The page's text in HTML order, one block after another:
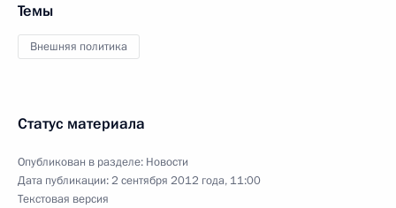
Темы
Внешняя политика
Статус материала
Опубликован в разделе: Новости
Дата публикации:2 сентября 2012 года, 11:00
Текстовая версия